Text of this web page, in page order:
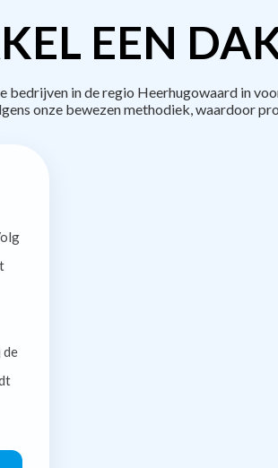
EEN
in de regio Heerhugowaard in
onze bewezen methodiek, waardoor
de